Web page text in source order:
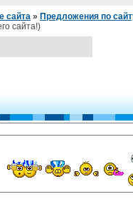
сайта » Предложения по
сайта!)